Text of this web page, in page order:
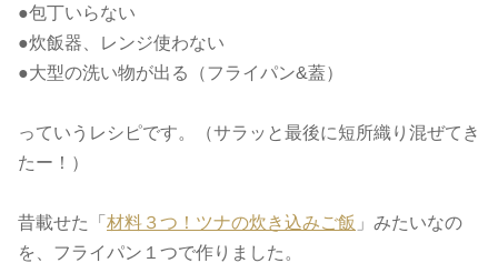
●包丁いらない
●炊飯器、レンジ使わない
●大型の洗い物が出る（フライパン&蓋）
っていうレシピです。（サラッと最後に短所織り混ぜてき
たー！）
昔載せた「 材料３つ！ツナの炊き込みご飯 」みたいなの
を、フライパン１つで作りました。